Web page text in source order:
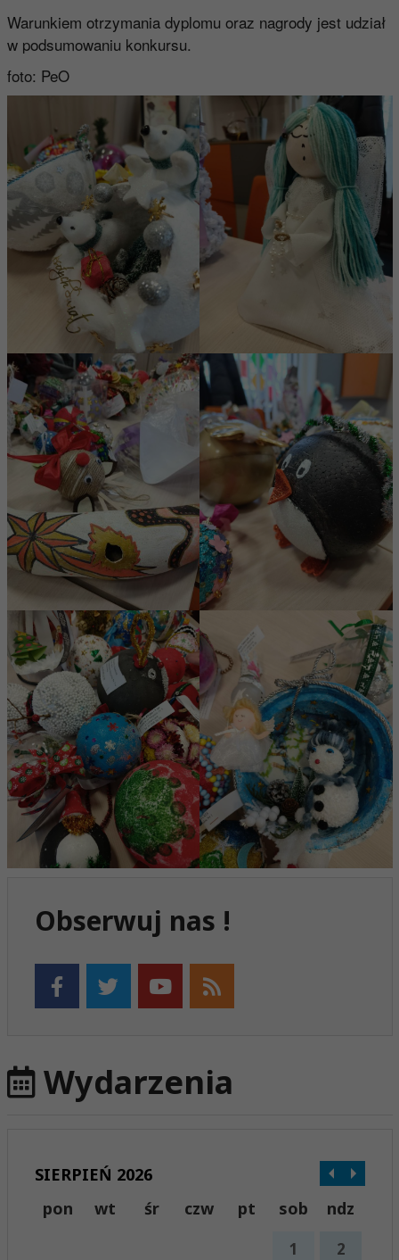
Warunkiem otrzymania dyplomu oraz nagrody jest udział
w podsumowaniu konkursu.
foto: PeO
Obserwuj nas !
Wydarzenia
SIERPIEŃ 2026
pon
wt śr czw pt sob ndz
1 2